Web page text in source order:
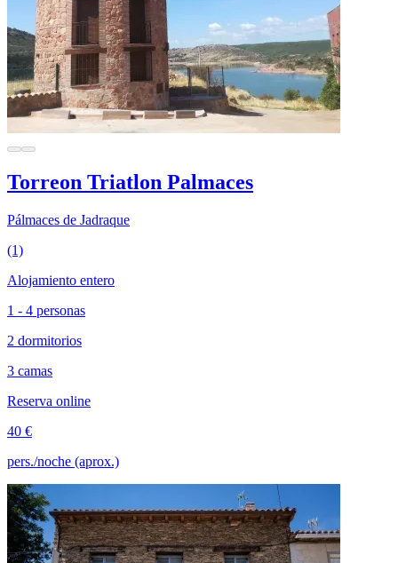
Torreon Triatlon Palmaces
Pálmaces de Jadraque
(1)
Alojamiento entero
1 - 4 personas
2 dormitorios
3 camas
Reserva online
40 €
pers./noche (aprox.)